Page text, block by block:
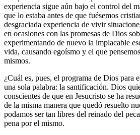
experiencia sigue aún bajo el control del
que lo estaba antes de que fuésemos
desgraciada experiencia de vivir
en ocasiones con las promesas de Dios
experimentando de nuevo la implacable
vida, causando egoísmo y el que
mismos.
¿Cuál es, pues, el programa de Dios para
una sola palabra: la santificación. Dios
conscientes de que en Jesucristo se ha
de la misma manera que quedó resuelto
podamos ser tan libres del reinado del
pena por el mismo.